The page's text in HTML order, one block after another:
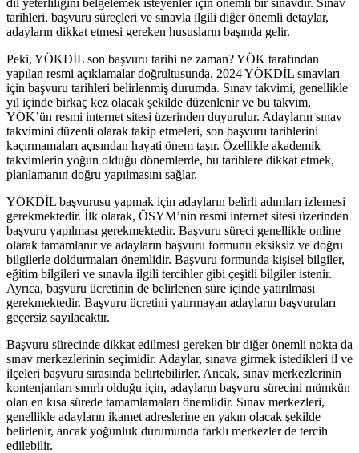
tarihleri, başvuru süreçleri ve sınavla ilgili diğer önemli detaylar,
adayların dikkat etmesi gereken hususların başında gelir.
Peki, YÖKDİL son başvuru tarihi ne zaman? YÖK tarafından
yapılan resmi açıklamalar doğrultusunda, 2024 YÖKDİL sınavları
için başvuru tarihleri belirlenmiş durumda. Sınav takvimi, genellikle
yıl içinde birkaç kez olacak şekilde düzenlenir ve bu takvim,
YÖK’ün resmi internet sitesi üzerinden duyurulur. Adayların sınav
takvimini düzenli olarak takip etmeleri, son başvuru tarihlerini
kaçırmamaları açısından hayati önem taşır. Özellikle akademik
takvimlerin yoğun olduğu dönemlerde, bu tarihlere dikkat etmek,
planlamanın doğru yapılmasını sağlar.
YÖKDİL başvurusu yapmak için adayların belirli adımları izlemesi
gerekmektedir. İlk olarak, ÖSYM’nin resmi internet sitesi üzerinden
başvuru yapılması gerekmektedir. Başvuru süreci genellikle online
olarak tamamlanır ve adayların başvuru formunu eksiksiz ve doğru
bilgilerle doldurmaları önemlidir. Başvuru formunda kişisel bilgiler,
eğitim bilgileri ve sınavla ilgili tercihler gibi çeşitli bilgiler istenir.
Ayrıca, başvuru ücretinin de belirlenen süre içinde yatırılması
gerekmektedir. Başvuru ücretini yatırmayan adayların başvuruları
geçersiz sayılacaktır.
Başvuru sürecinde dikkat edilmesi gereken bir diğer önemli nokta da
sınav merkezlerinin seçimidir. Adaylar, sınava girmek istedikleri il ve
ilçeleri başvuru sırasında belirtebilirler. Ancak, sınav merkezlerinin
kontenjanları sınırlı olduğu için, adayların başvuru sürecini mümkün
olan en kısa sürede tamamlamaları önemlidir. Sınav merkezleri,
genellikle adayların ikamet adreslerine en yakın olacak şekilde
belirlenir, ancak yoğunluk durumunda farklı merkezler de tercih
edilebilir.